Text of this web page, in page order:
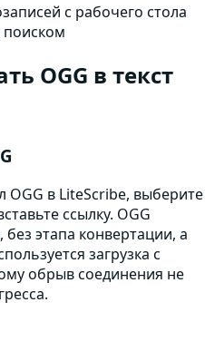
с рабочего стола
поиском
OGG в текст
в LiteScribe, выберите
ссылку. OGG
этапа конвертации, а
загрузка с
обрыв соединения не